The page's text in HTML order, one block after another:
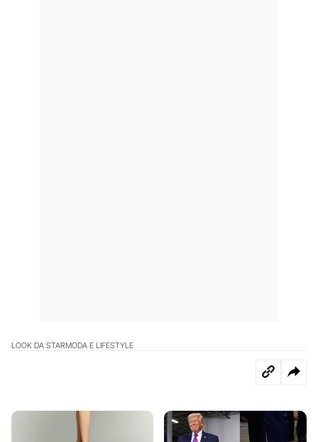
LOOK DA STARMODA E LIFESTYLE